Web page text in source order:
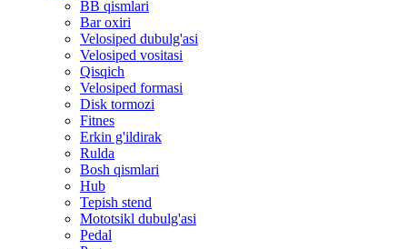
BB qismlari
Bar oxiri
Velosiped dubulg'asi
Velosiped vositasi
Qisqich
Velosiped formasi
Disk tormozi
Fitnes
Erkin g'ildirak
Rulda
Bosh qismlari
Hub
Tepish stend
Mototsikl dubulg'asi
Pedal